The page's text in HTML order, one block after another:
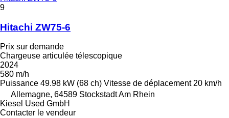
9
Hitachi ZW75-6
Prix sur demande
Chargeuse articulée télescopique
2024
580 m/h
Puissance 49.98 kW (68 ch) Vitesse de déplacement 20 km/h
Allemagne, 64589 Stockstadt Am Rhein
Kiesel Used GmbH
Contacter le vendeur